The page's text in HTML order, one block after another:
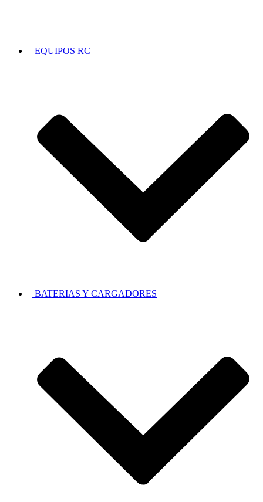
EQUIPOS RC
BATERIAS Y CARGADORES